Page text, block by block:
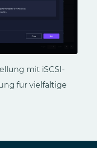
mit iSCSI-
für vielfältige